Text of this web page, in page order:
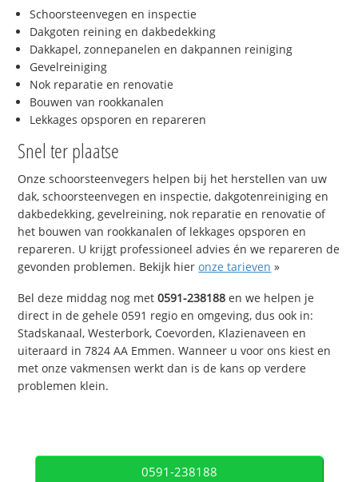
Schoorsteenvegen en inspectie
Dakgoten reining en dakbedekking
Dakkapel, zonnepanelen en dakpannen reiniging
Gevelreiniging
Nok reparatie en renovatie
Bouwen van rookkanalen
Lekkages opsporen en repareren
Snel ter plaatse
Onze schoorsteenvegers helpen bij het herstellen van uw
dak, schoorsteenvegen en inspectie, dakgotenreiniging en
dakbedekking, gevelreining, nok reparatie en renovatie of
het bouwen van rookkanalen of lekkages opsporen en
repareren. U krijgt professioneel advies én we repareren de
gevonden problemen. Bekijk hieronze tarieven »
Bel deze middag nog met0591-238188 en we helpen je
direct in de gehele 0591 regio en omgeving, dus ook in:
Stadskanaal, Westerbork, Coevorden, Klazienaveen en
uiteraard in 7824 AA Emmen. Wanneer u voor ons kiest en
met onze vakmensen werkt dan is de kans op verdere
problemen klein.
0591-238188